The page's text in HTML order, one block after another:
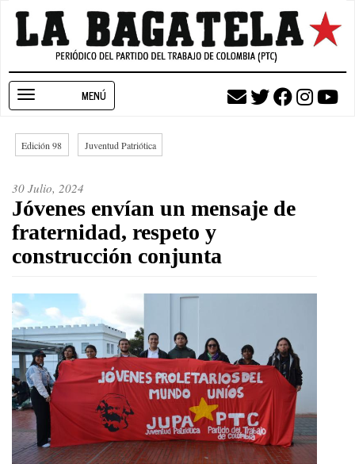
Pasar
contenido
navigation
Edición 98 Juventud Patriótica
30 Julio, 2024
Jóvenes envían un mensaje de
fraternidad, respeto y
construcción conjunta